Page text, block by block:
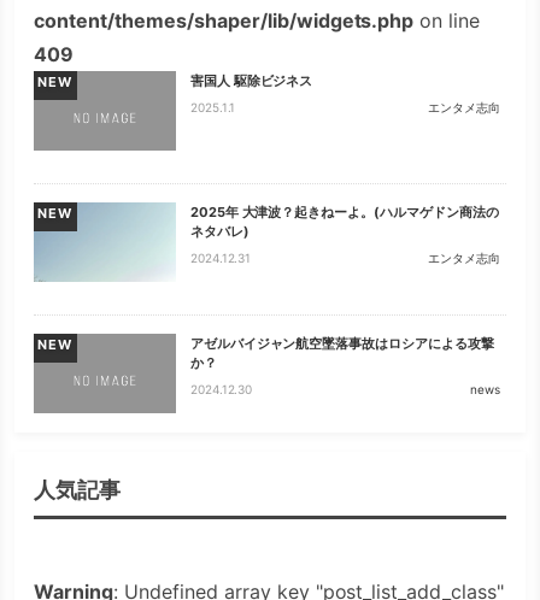
content/themes/shaper/lib/widgets.php on line
409
NEW 害国人 駆除ビジネス
2025.1.1 エンタメ志向
NEW
2025年 大津波？起きねーよ。(ハルマゲドン商法の
ネタバレ)
2024.12.31 エンタメ志向
NEW
アゼルバイジャン航空墜落事故はロシアによる攻撃
か？
2024.12.30 news
人気記事
Warning: Undefined array key "post_list_add_class"